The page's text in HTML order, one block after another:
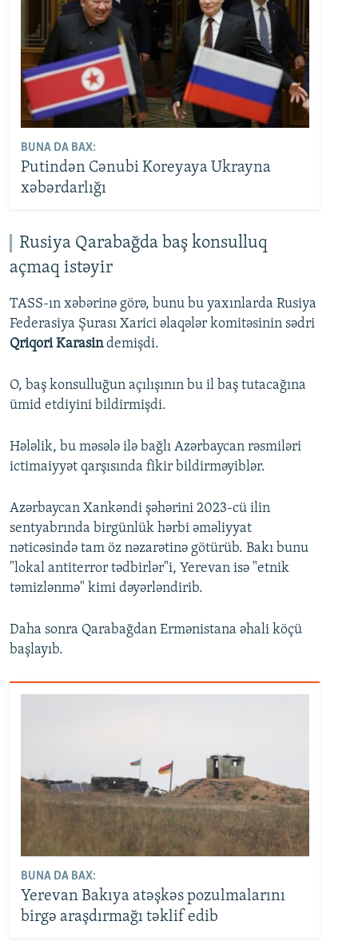
BUNA DA BAX:
Putindən Cənubi Koreyaya Ukrayna
xəbərdarlığı
Rusiya Qarabağda baş konsulluq
açmaq istəyir
TASS-ın xəbərinə görə, bunu bu yaxınlarda Rusiya
Federasiya Şurası Xarici əlaqələr komitəsinin sədri
Qriqori Karasindemişdi.
O, baş konsulluğun açılışının bu il baş tutacağına
ümid etdiyini bildirmişdi.
Hələlik, bu məsələ ilə bağlı Azərbaycan rəsmiləri
ictimaiyyət qarşısında fikir bildirməyiblər.
Azərbaycan Xankəndi şəhərini 2023-cü ilin
sentyabrında birgünlük hərbi əməliyyat
nəticəsində tam öz nəzarətinə götürüb. Bakı bunu
"lokal antiterror tədbirlər"i, Yerevan isə "etnik
təmizlənmə" kimi dəyərləndirib.
Daha sonra Qarabağdan Ermənistana əhali köçü
başlayıb.
BUNA DA BAX:
Yerevan Bakıya atəşkəs pozulmalarını
birgə araşdırmağı təklif edib